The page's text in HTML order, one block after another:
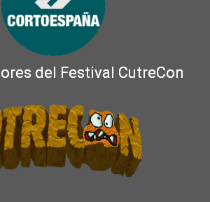
del Festival CutreCon